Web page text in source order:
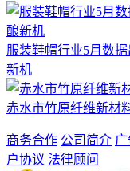
服装鞋帽行业5月数
新机
赤水市竹原纤维新材
商务合作 公司简介
户协议 法律顾问